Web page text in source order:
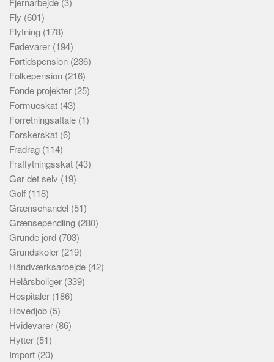
Fly (601)
Flytning (178)
Fødevarer (194)
Førtidspension (236)
Folkepension (216)
Fonde projekter (25)
Formueskat (43)
Forretningsaftale (1)
Forskerskat (6)
Fradrag (114)
Fraflytningsskat (43)
Gør det selv (19)
Golf (118)
Grænsehandel (51)
Grænsependling (280)
Grunde jord (703)
Grundskoler (219)
Håndværksarbejde (42)
Helårsboliger (339)
Hospitaler (186)
Hovedjob (5)
Hvidevarer (86)
Hytter (51)
Import (20)